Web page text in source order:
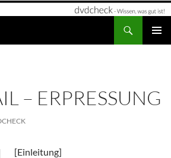
– ERPRESSUNG
[Einleitung]